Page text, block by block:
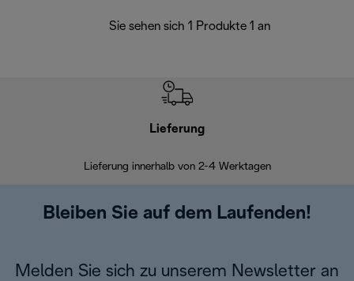
Sie sehen sich 1 Produkte 1 an
Lieferung
Lieferung innerhalb von 2-4 Werktagen
Bleiben Sie auf dem Laufenden!
Melden Sie sich zu unserem Newsletter an